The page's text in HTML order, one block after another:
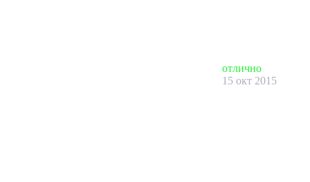
отлично
15 окт 2015